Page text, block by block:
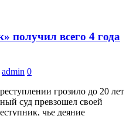
получил всего 4 года
admin 0
грозило до 20 лет
суд превзошел своей
чье деяние